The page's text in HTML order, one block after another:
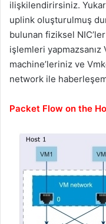
ilişkilendirirsiniz.
uplink oluşturulmuş
bulunan fiziksel
işlemleri yapmazsanız
machine’leriniz ve
network ile
Packet Flow on the